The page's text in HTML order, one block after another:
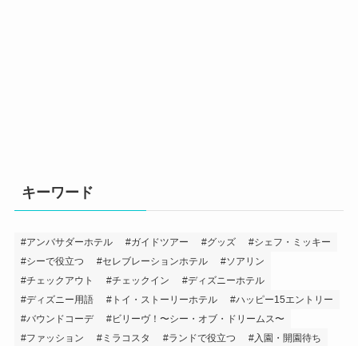
キーワード
アンバサダーホテル ガイドツアー グッズ
シェフ・ミッキー
シーで役立つ
セレブレーションホテル
ソアリン
チェックアウト
チェックイン
ディズニーホテル
ディズニー用語
トイ・ストーリーホテル
ハッピー15エントリー
バウンドコーデ
ビリーヴ！〜シー・オブ・ドリームス〜
ファッション
ミラコスタ ランドで役立つ
入園・開園待ち